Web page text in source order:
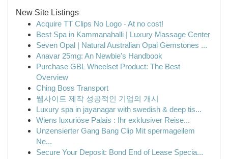
New Site Listings
Acquire TT Clips No Logo - At no cost!
Best Spa in Kammanahalli | Luxury Massage Center
Seven Opal | Natural Australian Opal Gemstones ...
Anavar 25mg: An Newbie's Handbook
Purchase GBL Wheelset Product: The Best
Overview
Ching Boss Transport
웹사이트 제작 성공적인 기업의 개시
Luxury spa in jayanagar with swedish & deep tis...
Wiens luxuriöse Palais : Ihr exklusiver Reise...
Unzensierter Gang Bang Clip Mit spermageilem
Ne...
Secure Your Deposit: Bond End of Lease Specia...